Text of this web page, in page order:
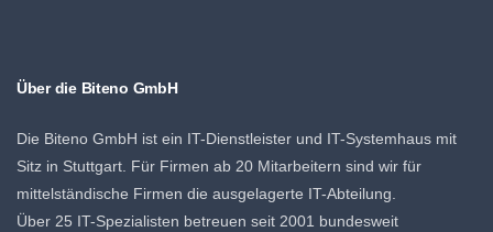
Über die Biteno GmbH
Die Biteno GmbH ist ein IT-Dienstleister und IT-Systemhaus mit
Sitz in Stuttgart. Für Firmen ab 20 Mitarbeitern sind wir für
mittelständische Firmen die ausgelagerte IT-Abteilung.
Über 25 IT-Spezialisten betreuen seit 2001 bundesweit